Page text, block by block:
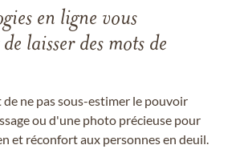
en ligne vous
laisser des mots de
ne pas sous-estimer le pouvoir
ou d'une photo précieuse pour
et réconfort aux personnes en deuil.